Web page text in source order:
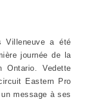
Villeneuve a été
journée de la
Ontario. Vedette
Eastern Pro
message à ses